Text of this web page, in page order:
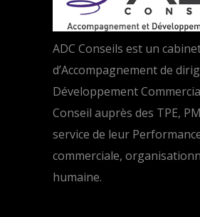
ADC Conseils est un
d’Accompagnement de
Développement
Conseil auprès des TPE,
service de leur
commerciale,
humaine.